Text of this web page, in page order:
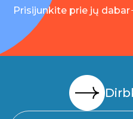
Prisijunkite prie jų dabar